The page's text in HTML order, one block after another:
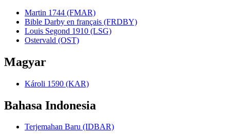
Martin 1744 (FMAR)
Bible Darby en français (FRDBY)
Louis Segond 1910 (LSG)
Ostervald (OST)
Magyar
Károli 1590 (KAR)
Bahasa Indonesia
Terjemahan Baru (IDBAR)